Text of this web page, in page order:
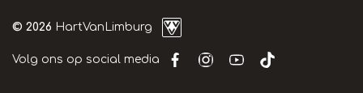
© 2026 HartVanLimburg
Volg ons op social media